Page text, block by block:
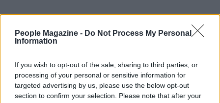
People Magazine - Do Not Process My Personal
Information
If you wish to opt-out of the sale, sharing to third parties, or
processing of your personal or sensitive information for
targeted advertising by us, please use the below opt-out
section to confirm your selection. Please note that after your
AUTORE